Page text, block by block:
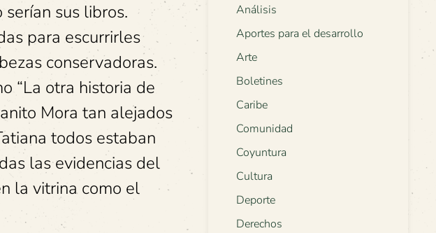
sus libros.
para escurrirles
conservadoras.
“La otra historia de
Mora tan alejados
todos estaban
las evidencias del
la vitrina como el
Análisis
Aportes para el desarrollo
Arte
Boletines
Caribe
Comunidad
Coyuntura
Cultura
Deporte
Derechos